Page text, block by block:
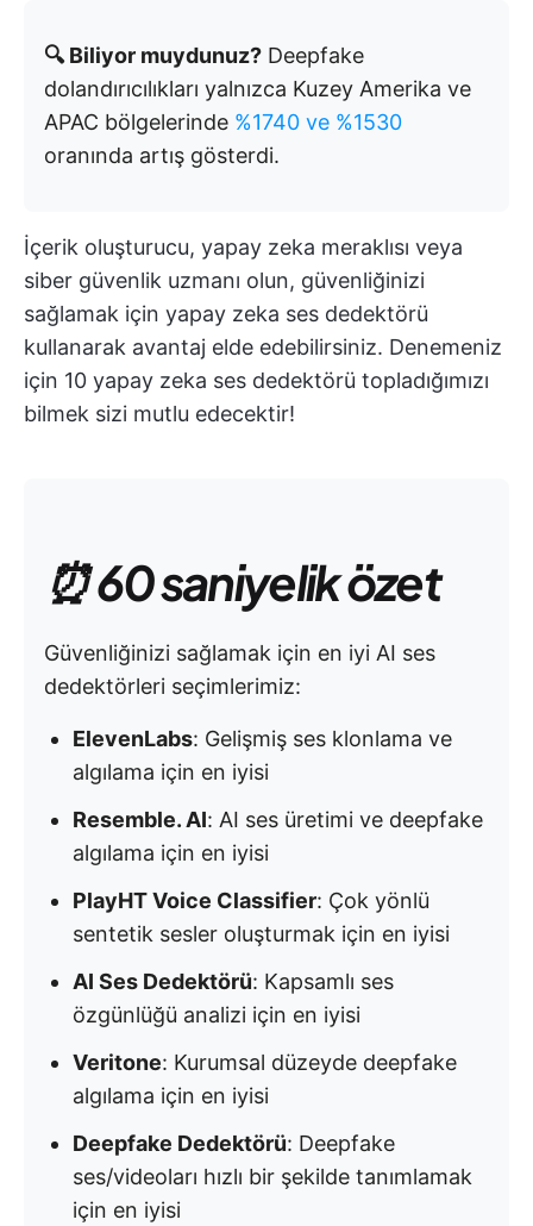
🔍 Biliyor muydunuz? Deepfake
dolandırıcılıkları yalnızca Kuzey Amerika ve
APAC bölgelerinde %1740 ve %1530
oranında artış gösterdi.
İçerik oluşturucu, yapay zeka meraklısı veya
siber güvenlik uzmanı olun, güvenliğinizi
sağlamak için yapay zeka ses dedektörü
kullanarak avantaj elde edebilirsiniz. Denemeniz
için 10 yapay zeka ses dedektörü topladığımızı
bilmek sizi mutlu edecektir!
⏰ 60 saniyelik özet
Güvenliğinizi sağlamak için en iyi AI ses
dedektörleri seçimlerimiz:
ElevenLabs: Gelişmiş ses klonlama ve
algılama için en iyisi
Resemble. AI: AI ses üretimi ve deepfake
algılama için en iyisi
PlayHT Voice Classifier: Çok yönlü
sentetik sesler oluşturmak için en iyisi
AI Ses Dedektörü: Kapsamlı ses
özgünlüğü analizi için en iyisi
Veritone: Kurumsal düzeyde deepfake
algılama için en iyisi
Deepfake Dedektörü: Deepfake
ses/videoları hızlı bir şekilde tanımlamak
için en iyisi